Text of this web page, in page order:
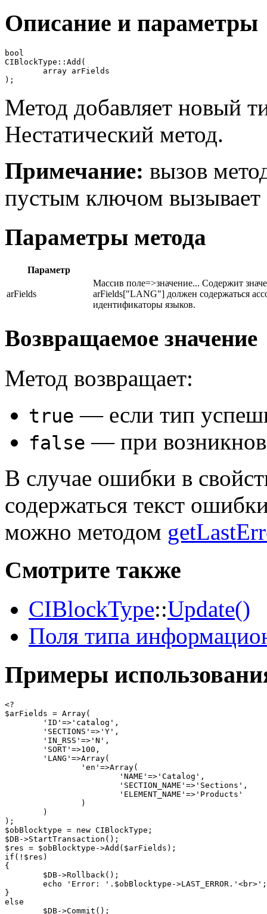
Описание и параметры
bool
CIBlockType::Add(
);
Метод добавляет новый
Нестатический метод.
Примечание: вызов
пустым ключом
Параметры метода
Параметр
arFields
Массив поле=>значение... Содержит
arFields["LANG"] должен содержаться
идентификаторы языков.
Возвращаемое значение
Метод возвращает:
true — если тип
false — при
В случае ошибки в
содержаться текст
можно методом
Смотрите также
CIBlockType::Update()
Поля типа
Примеры
<?
$arFields = Array(
);
$obBlocktype = new CIBlockType;
$DB->StartTransaction();
$res = $obBlocktype->Add($arFields);
if(!$res)
{
}
else